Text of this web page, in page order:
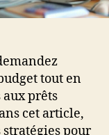
tout en
prêts
cet article,
pour